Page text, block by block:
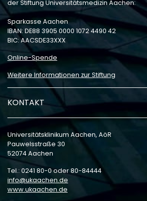
der Stiftung Universitätsmedizin Aachen:
Sparkasse Aachen
IBAN: DE88 3905 0000 1072 4490 42
BIC: AACSDE33XXX
Online-Spende
Weitere Informationen zur Stiftung
KONTAKT
Universitätsklinikum Aachen, AöR
Pauwelsstraße 30
52074 Aachen
Tel.: 0241 80-0 oder 80-84444
info
ukaachen de
www.ukaachen.de